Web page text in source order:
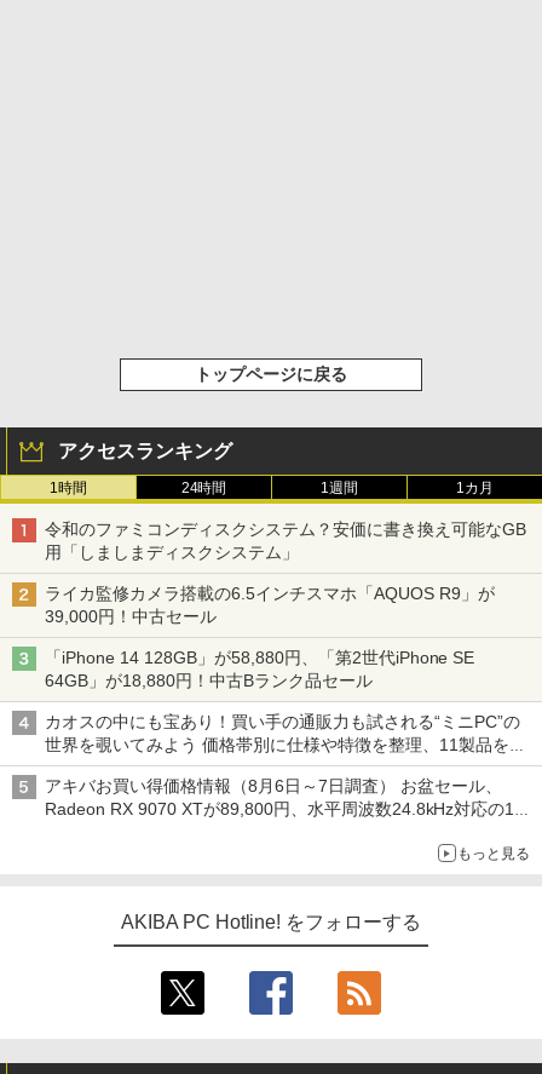
トップページに戻る
アクセスランキング
1時間 24時間 1週間 1カ月
令和のファミコンディスクシステム？安価に書き換え可能なGB
用「しましまディスクシステム」
ライカ監修カメラ搭載の6.5インチスマホ「AQUOS R9」が
39,000円！中古セール
「iPhone 14 128GB」が58,880円、「第2世代iPhone SE
64GB」が18,880円！中古Bランク品セール
カオスの中にも宝あり！買い手の通販力も試される“ミニPC”の
世界を覗いてみよう 価格帯別に仕様や特徴を整理、11製品をピ
ックアップ text by 石川 ひさよし
アキバお買い得価格情報（8月6日～7日調査） お盆セール、
Radeon RX 9070 XTが89,800円、水平周波数24.8kHz対応の17
もっと見る
AKIBA PC Hotline! をフォローする